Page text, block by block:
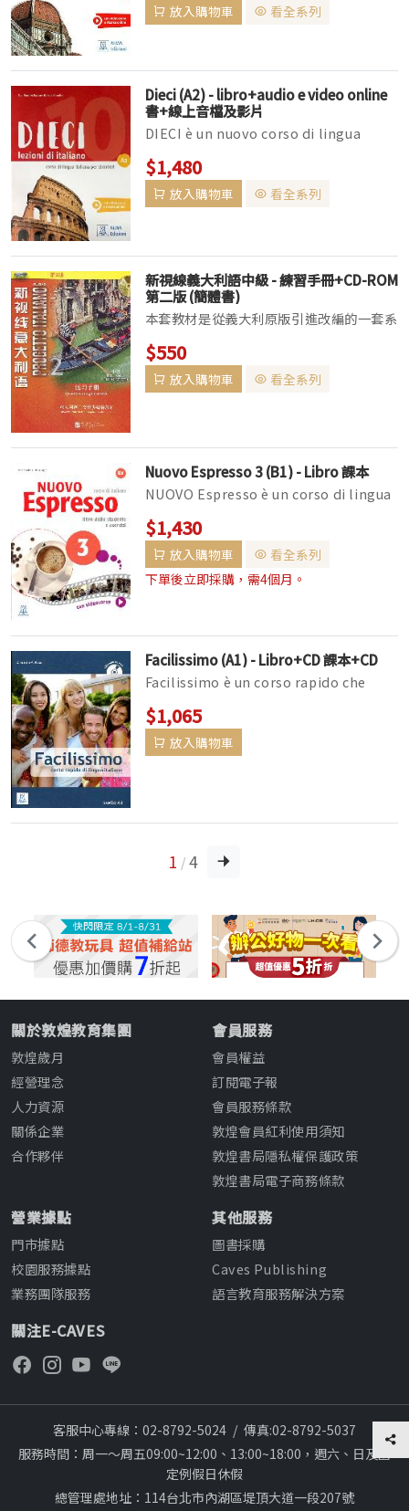
放入購物車 看全系列
Dieci (A2) - libro+audio e video online
書+線上音檔及影片
DIECI è un nuovo corso di lingua
italiana per stranieri diviso in 4
livelli (A1, A2, B1, B2)....
$1,480
放入購物車 看全系列
新視線義大利語中級 - 練習手冊+CD-ROM
第二版 (簡體書)
本套教材是從義大利原版引進改編的一套系
統訓練義大利語聽、說、讀、寫等基本語言
技能的多媒體綜合教材。包括三冊學生用書
以及配套的練習手冊，特別值得一提的是，
$550
放入購物車 看全系列
Nuovo Espresso 3 (B1) - Libro 課本
NUOVO Espresso è un corso di lingua
italiana diviso in cinque livelli (da A1
a C1) in linea c...
$1,430
放入購物車
看全系列
下單後立即採購，需4個月。
Facilissimo (A1) - Libro+CD 課本+CD
Facilissimo è un corso rapido che
consente in poco tempo, senza sforzi
e in modo intuitivo di...
$1,065
放入購物車
1 / 4
關於敦煌教育集團
敦煌歲月
經營理念
人力資源
關係企業
合作夥伴
會員服務
會員權益
訂閱電子報
會員服務條款
敦煌會員紅利使用須知
敦煌書局隱私權保護政策
敦煌書局電子商務條款
營業據點
門市據點
校園服務據點
業務團隊服務
其他服務
圖書採購
Caves Publishing
語言教育服務解決方案
關注E-CAVES
客服中心專線：02-8792-5024 / 傳真:02-8792-5037
服務時間：周一～周五09:00~12:00、13:00~18:00，週六、日及國
定例假日休假
總管理處地址：114台北市內湖區堤頂大道一段207號